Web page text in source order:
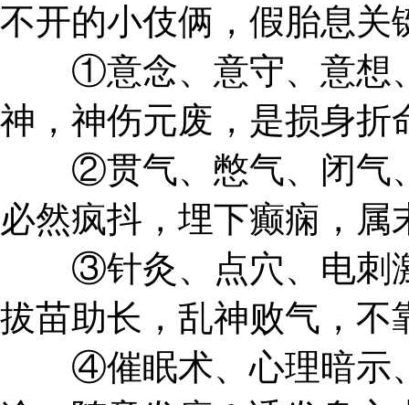
不开的小伎俩，假胎息关
①意念、意守、意想、
神，神伤元废，是损身折
②贯气、憋气、闭气、
必然疯抖，埋下癫痫，属
③针灸、点穴、电刺激
拔苗助长，乱神败气，不
④催眠术、心理暗示、